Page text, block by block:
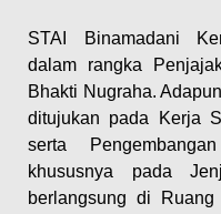
STAI Binamadani
dalam rangka
Bhakti Nugraha.
ditujukan pada Kerja
serta
khususnya pada
berlangsung di